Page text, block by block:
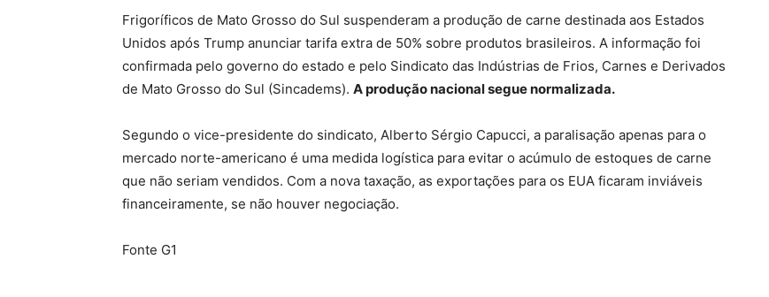
Frigoríficos de Mato Grosso do Sul suspenderam a produção de carne destinada aos Estados
Unidos após Trump anunciar tarifa extra de 50% sobre produtos brasileiros. A informação foi
confirmada pelo governo do estado e pelo Sindicato das Indústrias de Frios, Carnes e Derivados
de Mato Grosso do Sul (Sincadems). A produção nacional segue normalizada.
Segundo o vice-presidente do sindicato, Alberto Sérgio Capucci, a paralisação apenas para o
mercado norte-americano é uma medida logística para evitar o acúmulo de estoques de carne
que não seriam vendidos. Com a nova taxação, as exportações para os EUA ficaram inviáveis
financeiramente, se não houver negociação.
Fonte G1